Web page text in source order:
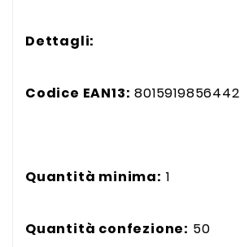
Dettagli:
Codice EAN13: 8015919856442
Quantità minima: 1
Quantità confezione: 50